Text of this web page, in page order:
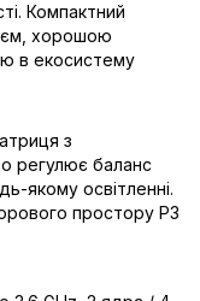
Компактний
хорошою
в екосистему
з
регулює баланс
якому освітленні.
простору P3